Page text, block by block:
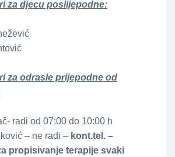
za djecu poslijepodne:
za odrasle prijepodne od
radi od 07:00 do 10:00 h
– ne radi – kont.tel. –
propisivanje terapije svaki